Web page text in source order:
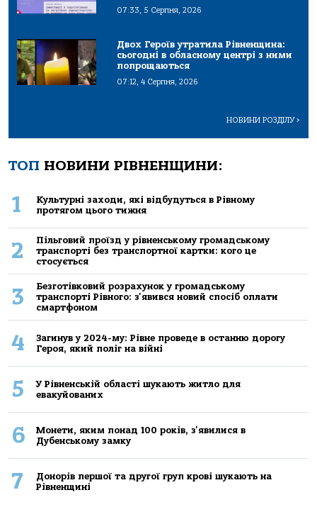
07:33, 5 Серпня, 2026
Двох Героїв утратила Рівненщина:
сьогодні в обласному центрі з ними
попрощаються
07:12, 4 Серпня, 2026
НОВИНИ РОЗДІЛУ>
ТОП НОВИНИ РІВНЕНЩИНИ:
1
Культурні заходи, які відбудуться в Рівному
протягом цього тижня
2
Пільговий проїзд у рівненському громадському
транспорті без транспортної картки: кого це
стосується
3
Безготівковий розрахунок у громадському
транспорті Рівного: з'явився новий спосіб оплати
смартфоном
4
Загинув у 2024-му: Рівне проведе в останню дорогу
Героя, який поліг на війні
5
У Рівненській області шукають житло для
евакуйованих
6
Монети, яким понад 100 років, з'явилися в
Дубенському замку
7
Донорів першої та другої груп крові шукають на
Рівненщині